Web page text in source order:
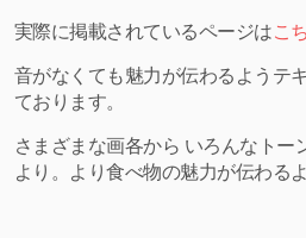
実際に掲載されているページは こ
音がなくても魅力が伝わるようテ
ております。
さまざまな画各から いろんなトー
より。より食べ物の魅力が伝わる